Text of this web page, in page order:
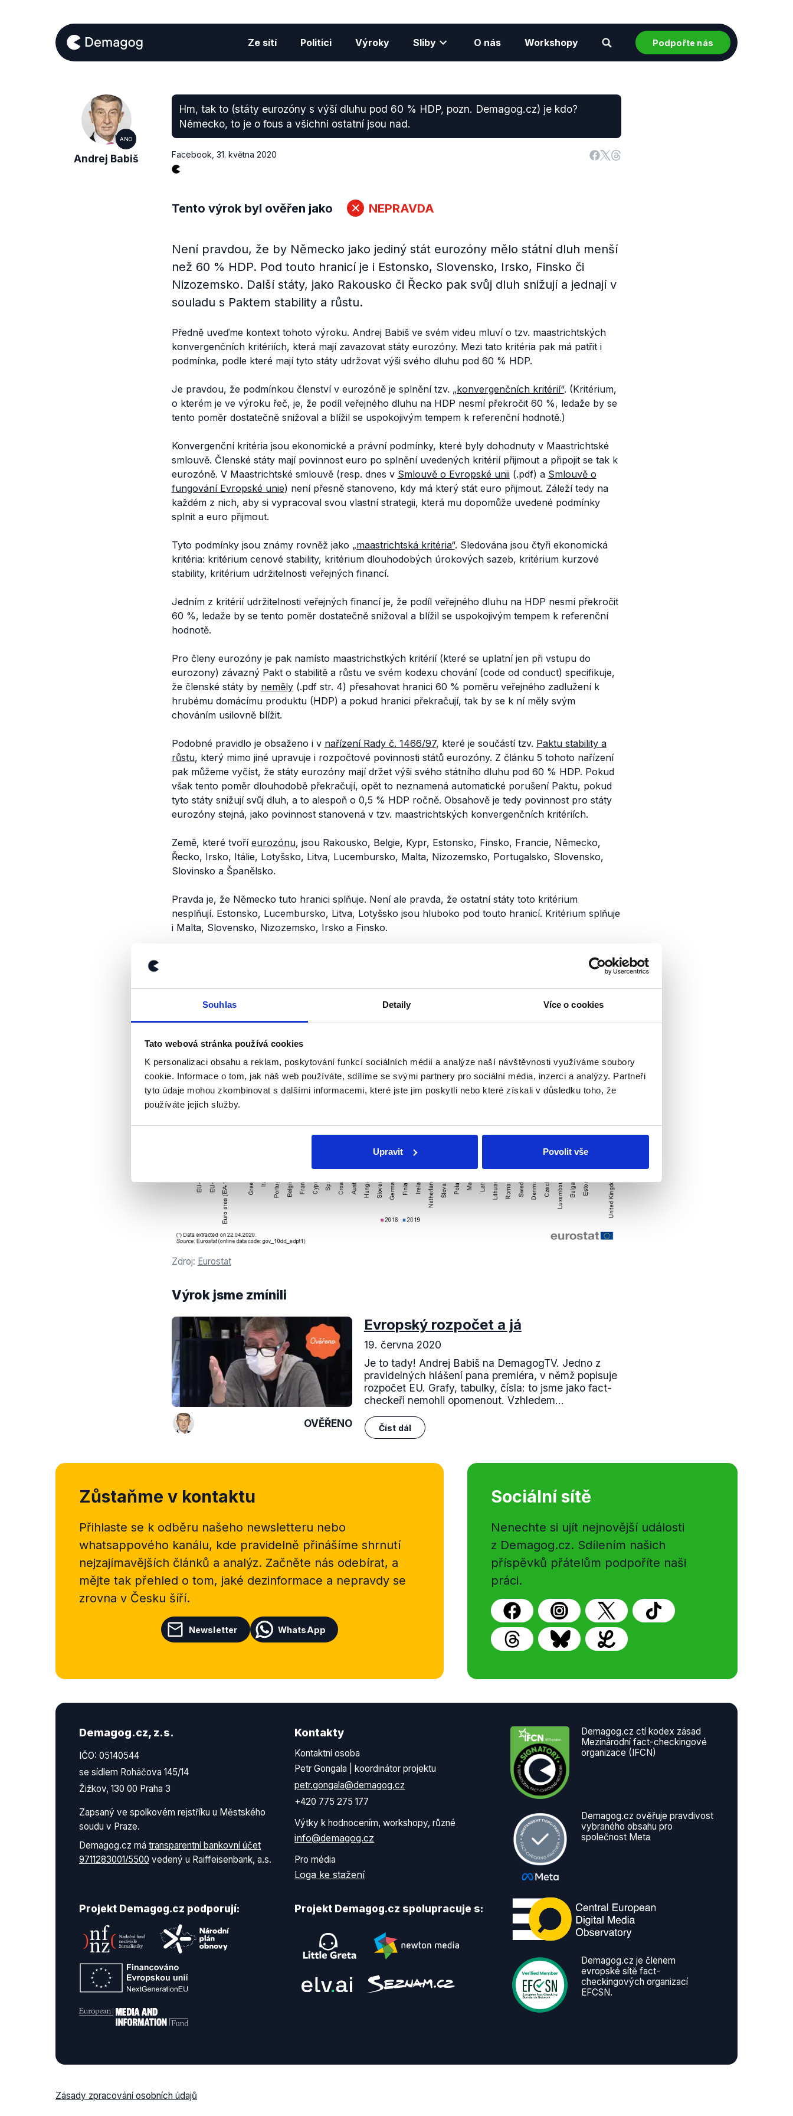
Souhlas Detaily Více o cookies
Tato webová stránka používá cookies
K personalizaci obsahu a reklam, poskytování funkcí sociálních médií a analýze naší návštěvnosti využíváme soubory
cookie. Informace o tom, jak náš web používáte, sdílíme se svými partnery pro sociální média, inzerci a analýzy. Partneři
tyto údaje mohou zkombinovat s dalšími informacemi, které jste jim poskytli nebo které získali v důsledku toho, že
používáte jejich služby.
Upravit Povolit vše
Ze sítí Politici Výroky Sliby O nás Workshopy Podpořte nás
ANO
Andrej Babiš
Hm, tak to (státy eurozóny s výší dluhu pod 60 % HDP, pozn. Demagog.cz) je kdo?
Německo, to je o fous a všichni ostatní jsou nad.
Facebook 31. května 2020
Tento výrok byl ověřen jako NEPRAVDA
Není pravdou, že by Německo jako jediný stát eurozóny mělo státní dluh menší
než 60 % HDP. Pod touto hranicí je i Estonsko, Slovensko, Irsko, Finsko či
Nizozemsko. Další státy, jako Rakousko či Řecko pak svůj dluh snižují a jednají v
souladu s Paktem stability a růstu.
Předně uveďme kontext tohoto výroku. Andrej Babiš ve svém videu mluví o tzv. maastrichtských
konvergenčních kritériích, která mají zavazovat státy eurozóny. Mezi tato kritéria pak má patřit i
podmínka, podle které mají tyto státy udržovat výši svého dluhu pod 60 % HDP.
Je pravdou, že podmínkou členství v eurozóně je splnění tzv. „konvergenčních kritérií“. (Kritérium,
o kterém je ve výroku řeč, je, že podíl veřejného dluhu na HDP nesmí překročit 60 %, ledaže by se
tento poměr dostatečně snižoval a blížil se uspokojivým tempem k referenční hodnotě.)
Konvergenční kritéria jsou ekonomické a právní podmínky, které byly dohodnuty v Maastrichtské
smlouvě. Členské státy mají povinnost euro po splnění uvedených kritérií přijmout a připojit se tak k
eurozóně. V Maastrichtské smlouvě (resp. dnes v Smlouvě o Evropské unii(.pdf) a Smlouvě o
fungování Evropské unie) není přesně stanoveno, kdy má který stát euro přijmout. Záleží tedy na
každém z nich, aby si vypracoval svou vlastní strategii, která mu dopomůže uvedené podmínky
splnit a euro přijmout.
Tyto podmínky jsou známy rovněž jako „maastrichtská kritéria“. Sledována jsou čtyři ekonomická
kritéria: kritérium cenové stability, kritérium dlouhodobých úrokových sazeb, kritérium kurzové
stability, kritérium udržitelnosti veřejných financí.
Jedním z kritérií udržitelnosti veřejných financí je, že podíl veřejného dluhu na HDP nesmí překročit
60 %, ledaže by se tento poměr dostatečně snižoval a blížil se uspokojivým tempem k referenční
hodnotě.
Pro členy eurozóny je pak namísto maastrichstkých kritérií (které se uplatní jen při vstupu do
eurozony) závazný Pakt o stabilitě a růstu ve svém kodexu chování (code od conduct) specifikuje,
že členské státy by neměly(.pdf str. 4) přesahovat hranici 60 % poměru veřejného zadlužení k
hrubému domácímu produktu (HDP) a pokud hranici překračují, tak by se k ní měly svým
chováním usilovně blížit.
Podobné pravidlo je obsaženo i v nařízení Rady č. 1466/97, které je součástí tzv. Paktu stability a
růstu, který mimo jiné upravuje i rozpočtové povinnosti států eurozóny. Z článku 5 tohoto nařízení
pak můžeme vyčíst, že státy eurozóny mají držet výši svého státního dluhu pod 60 % HDP. Pokud
však tento poměr dlouhodobě překračují, opět to neznamená automatické porušení Paktu, pokud
tyto státy snižují svůj dluh, a to alespoň o 0,5 % HDP ročně. Obsahově je tedy povinnost pro státy
eurozóny stejná, jako povinnost stanovená v tzv. maastrichtských konvergenčních kritériích.
Země, které tvoří eurozónu, jsou Rakousko, Belgie, Kypr, Estonsko, Finsko, Francie, Německo,
Řecko, Irsko, Itálie, Lotyšsko, Litva, Lucembursko, Malta, Nizozemsko, Portugalsko, Slovensko,
Slovinsko a Španělsko.
Pravda je, že Německo tuto hranici splňuje. Není ale pravda, že ostatní státy toto kritérium
nesplňují. Estonsko, Lucembursko, Litva, Lotyšsko jsou hluboko pod touto hranicí. Kritérium splňuje
i Malta, Slovensko, Nizozemsko, Irsko a Finsko.
Nad je pouze Řecko, Itálie, Portugalsko, Belgie, Francie, Kypr, Španělsko, Rakousko a Slovinsko.
Zdroj: Eurostat
Výrok jsme zmínili
OVĚŘENO
Evropský rozpočet a já
19. června 2020
Je to tady! Andrej Babiš na DemagogTV. Jedno z
pravidelných hlášení pana premiéra, v němž popisuje
rozpočet EU. Grafy, tabulky, čísla: to jsme jako fact-
checkeři nemohli opomenout. Vzhledem...
Číst dál
Zůstaňme v kontaktu
Přihlaste se k odběru našeho newsletteru nebo
whatsappového kanálu, kde pravidelně přinášíme shrnutí
nejzajímavějších článků a analýz. Začněte nás odebírat, a
mějte tak přehled o tom, jaké dezinformace a nepravdy se
zrovna v Česku šíří.
Newsletter WhatsApp
Sociální sítě
Nenechte si ujít nejnovější události
z Demagog.cz. Sdílením našich
příspěvků přátelům podpoříte naši
práci.
Demagog.cz, z.s.
IČO: 05140544
se sídlem Roháčova 145/14
Žižkov, 130 00 Praha 3
Zapsaný ve spolkovém rejstříku u Městského
soudu v Praze.
Demagog.cz má transparentní bankovní účet
9711283001/5500 vedený u Raiffeisenbank, a.s.
Kontakty
Kontaktní osoba
Petr Gongala | koordinátor projektu
petr.gongala@demagog.cz
+420 775 275 177
Výtky k hodnocením, workshopy, různé
info@demagog.cz
Pro média
Loga ke stažení
Projekt Demagog.cz podporují: Projekt Demagog.cz spolupracuje s:
Demagog.cz ctí kodex zásad
Mezinárodní fact-checkingové
organizace (IFCN)
Demagog.cz ověřuje pravdivost
vybraného obsahu pro
společnost Meta
Demagog.cz je členem
evropské sítě fact-
checkingových organizací
EFCSN.
Zásady zpracování osobních údajů